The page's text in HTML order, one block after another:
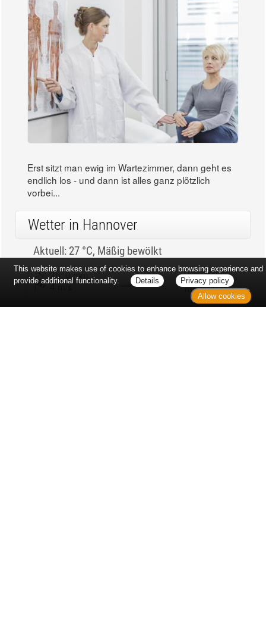
Erst sitzt man ewig im Wartezimmer, dann geht es
endlich los - und dann ist alles ganz plötzlich
vorbei...
Wetter in Hannover
Aktuell: 27 °C, Mäßig bewölkt
3h: 0 mm
4 m/s
min: 27 °C
max: 30 °C
This website makes use of cookies to enhance browsing experience and
provide additional functionality.
Details
Privacy policy
Allow cookies